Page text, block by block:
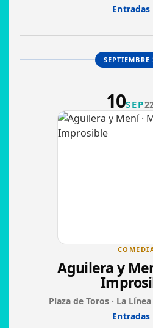
SEPTIEMBRE
10SEP
Aguilera y
Plaza de Toros · La